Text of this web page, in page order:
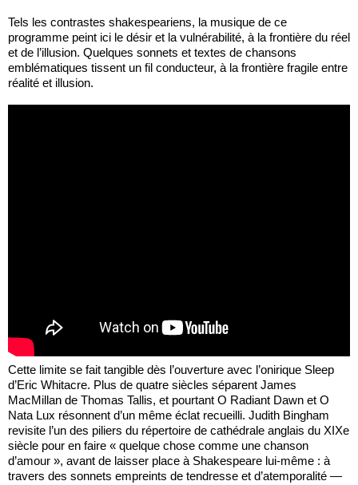
Tels les contrastes shakespeariens, la musique de ce
programme peint ici le désir et la vulnérabilité, à la frontière du réel
et de l’illusion. Quelques sonnets et textes de chansons
emblématiques tissent un fil conducteur, à la frontière fragile entre
réalité et illusion.
Cette limite se fait tangible dès l’ouverture avec l’onirique Sleep
d’Eric Whitacre. Plus de quatre siècles séparent James
MacMillan de Thomas Tallis, et pourtant O Radiant Dawn et O
Nata Lux résonnent d’un même éclat recueilli. Judith Bingham
revisite l’un des piliers du répertoire de cathédrale anglais du XIXe
siècle pour en faire « quelque chose comme une chanson
d’amour », avant de laisser place à Shakespeare lui-même : à
travers des sonnets empreints de tendresse et d’atemporalité —